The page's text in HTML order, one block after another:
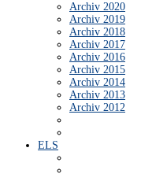
Archiv 2020
Archiv 2019
Archiv 2018
Archiv 2017
Archiv 2016
Archiv 2015
Archiv 2014
Archiv 2013
Archiv 2012
ELS